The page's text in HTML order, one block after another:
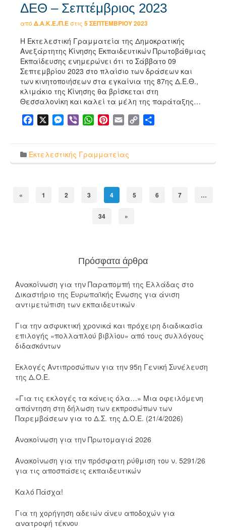
ΔΕΘ – Σεπτέμβριος 2023
από Δ.Α.Κ.Ε./Π.Εστις 5 ΣΕΠΤΕΜΒΡΊΟΥ 2023
Η Εκτελεστική Γραμματεία της Δημοκρατικής
Ανεξάρτητης Κίνησης Εκπαιδευτικών Πρωτοβάθμιας
Εκπαίδευσης ενημερώνει ότι το Σάββατο 09
Σεπτεμβρίου 2023 στο πλαίσιο των δράσεων και
των κινητοποιήσεων στα εγκαίνια της 87ης Δ.Ε.Θ.,
κλιμάκιο της Κίνησης θα βρίσκεται στη
Θεσσαλονίκη και καλεί τα μέλη της παράταξης…
Facebook Messenger
Viber WhatsApp
Pinterest
Email Copy
Εκτελεστικής Γραμματείας
« 1 2 3 4 5 6 7 …
34 »
Πρόσφατα άρθρα
Ανακοίνωση για την Παραπομπή της Ελλάδας στο
Δικαστήριο της Ευρωπαϊκής Ένωσης για άνιση
αντιμετώπιση των εκπαιδευτικών
Για την ασφυκτική χρονικά και πρόχειρη διαδικασία
επιλογής «πολλαπλού βιβλίου» από τους συλλόγους
διδασκόντων
Εκλογές Αντιπροσώπων για την 95η Γενική Συνέλευση
της Δ.Ο.Ε.
«Για τις εκλογές τα κάνεις όλα…» Μια οφειλόμενη
απάντηση στη δήλωση των εκπροσώπων των
Παρεμβάσεων για το Δ.Σ. της Δ.Ο.Ε. (21/4/2026)
Ανακοίνωση για την Πρωτομαγιά 2026
Ανακοίνωση για την πρόσφατη ρύθμιση του ν. 5291/26
για τις αποσπάσεις εκπαιδευτικών
Καλό Πάσχα!
Για τη χορήγηση αδειών άνευ αποδοχών για
ανατροφή τέκνου